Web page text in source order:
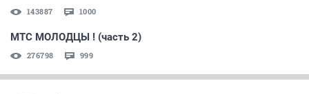
143887 1000
МТС МОЛОДЦЫ ! (часть 2)
276798 999